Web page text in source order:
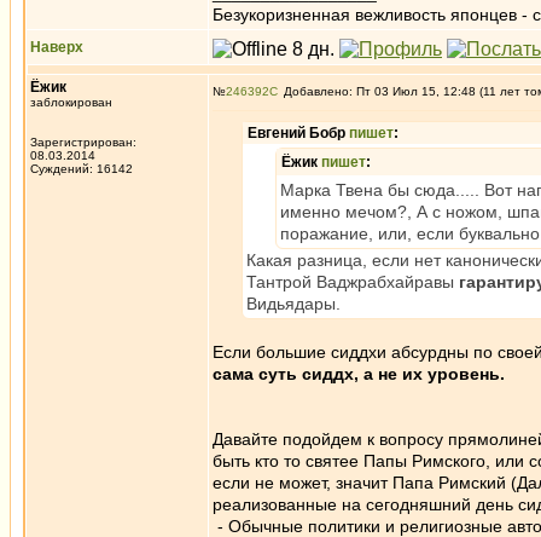
Безукоризненная вежливость японцев -
Наверх
Ёжик
заблокирован
Зарегистрирован:
08.03.2014
Суждений: 16142
№246392 Добавлено: Пт 03 Июл 15, 12:48 (11 лет
Евгений Бобр пишет:
Ёжик пишет:
Марка Твена бы сюда..... Вот
именно мечом?, А с ножом,
поражание, или, если
Какая разница, если нет
Тантрой Ваджрабхайравы
Видьядары.
Если большие сиддхи абсурдны по
сама суть сиддх, а не их уровень.
Давайте подойдем к вопросу
быть кто то святее Папы Римского,
если не может, значит Папа Римский
реализованные на сегодняшний день
- Обычные политики и религиозные